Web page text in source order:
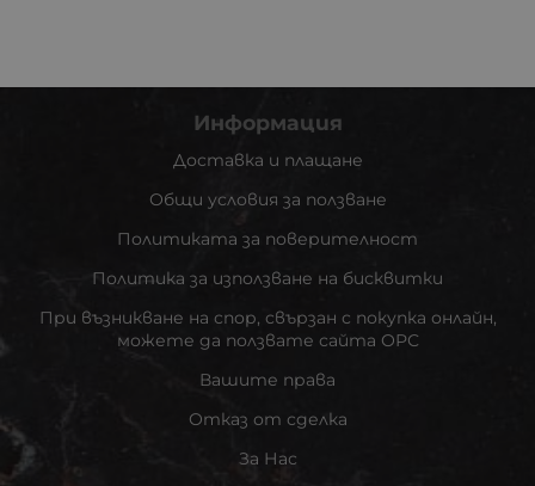
Информация
Доставка и плащане
Общи условия за ползване
Политиката за поверителност
Политика за използване на бисквитки
При възникване на спор, свързан с покупка онлайн,
можете да ползвате сайта ОРС
Вашите права
Отказ от сделка
За Нас